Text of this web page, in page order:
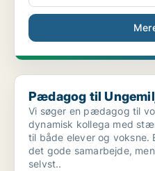
Pædagog til Ungemiljøet på
Pædagog til
Vi søger en pædagog til
dynamisk kollega med
til både elever og
det gode samarbejde,
selvst..